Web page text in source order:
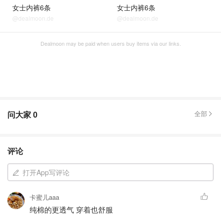
女士内裤6条
@dealmoon.de
女士内裤6条
@dealmoon.de
Dealmoon may be paid when users buy items via our links.
问大家0 全部
评论
打开App写评论
卡蜜儿aaa
纯棉的更透气 穿着也舒服